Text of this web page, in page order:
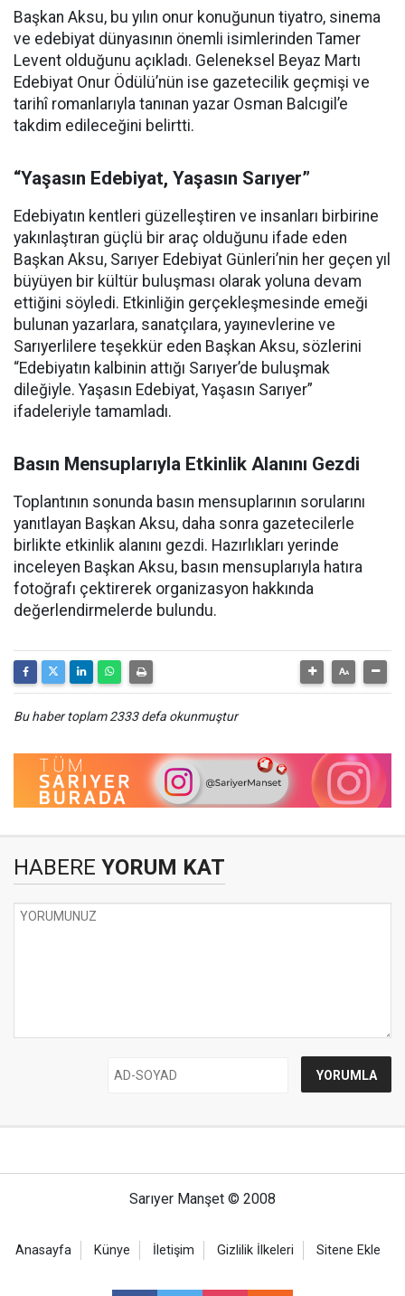
Başkan Aksu, bu yılın onur konuğunun tiyatro, sinema
ve edebiyat dünyasının önemli isimlerinden Tamer
Levent olduğunu açıkladı. Geleneksel Beyaz Martı
Edebiyat Onur Ödülü’nün ise gazetecilik geçmişi ve
tarihî romanlarıyla tanınan yazar Osman Balcıgil’e
takdim edileceğini belirtti.
“Yaşasın Edebiyat, Yaşasın Sarıyer”
Edebiyatın kentleri güzelleştiren ve insanları birbirine
yakınlaştıran güçlü bir araç olduğunu ifade eden
Başkan Aksu, Sarıyer Edebiyat Günleri’nin her geçen yıl
büyüyen bir kültür buluşması olarak yoluna devam
ettiğini söyledi. Etkinliğin gerçekleşmesinde emeği
bulunan yazarlara, sanatçılara, yayınevlerine ve
Sarıyerlilere teşekkür eden Başkan Aksu, sözlerini
“Edebiyatın kalbinin attığı Sarıyer’de buluşmak
dileğiyle. Yaşasın Edebiyat, Yaşasın Sarıyer”
ifadeleriyle tamamladı.
Basın Mensuplarıyla Etkinlik Alanını Gezdi
Toplantının sonunda basın mensuplarının sorularını
yanıtlayan Başkan Aksu, daha sonra gazetecilerle
birlikte etkinlik alanını gezdi. Hazırlıkları yerinde
inceleyen Başkan Aksu, basın mensuplarıyla hatıra
fotoğrafı çektirerek organizasyon hakkında
değerlendirmelerde bulundu.
Bu haber toplam 2333 defa okunmuştur
HABERE YORUM KAT
Sarıyer Manşet © 2008
Anasayfa Künye İletişim Gizlilik İlkeleri Sitene Ekle